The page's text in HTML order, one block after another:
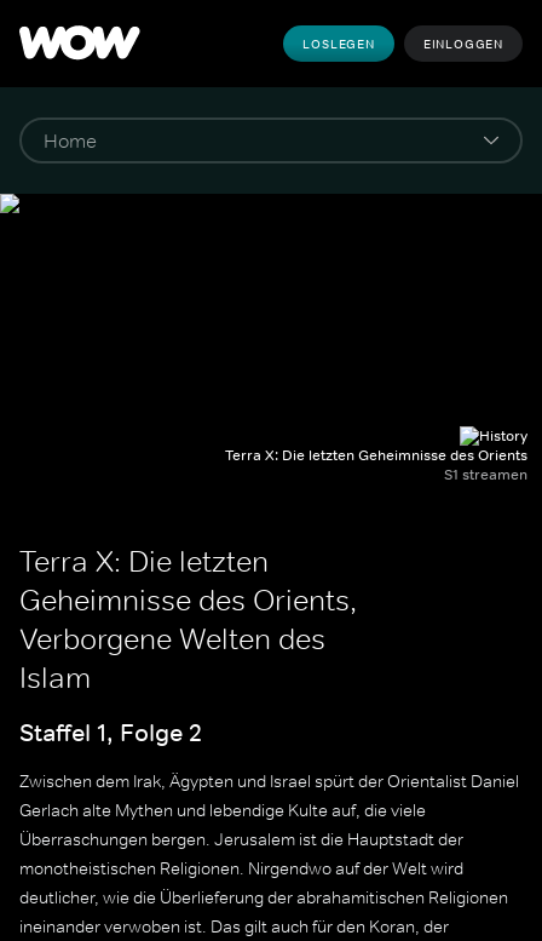
LOSLEGEN EINLOGGEN
Terra X: Die letzten Geheimnisse des Orients
S1 streamen
Terra X: Die letzten
Geheimnisse des Orients,
Verborgene Welten des
Islam
Staffel 1, Folge 2
Zwischen dem Irak, Ägypten und Israel spürt der Orientalist Daniel
Gerlach alte Mythen und lebendige Kulte auf, die viele
Überraschungen bergen. Jerusalem ist die Hauptstadt der
monotheistischen Religionen. Nirgendwo auf der Welt wird
deutlicher, wie die Überlieferung der abrahamitischen Religionen
ineinander verwoben ist. Das gilt auch für den Koran, der